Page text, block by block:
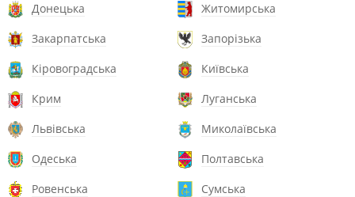
Донецька
Житомирська
Закарпатська
Запорізька
Кіровоградська
Київська
Крим
Луганська
Львівська
Миколаївська
Одеська
Полтавська
Ровенська
Сумська